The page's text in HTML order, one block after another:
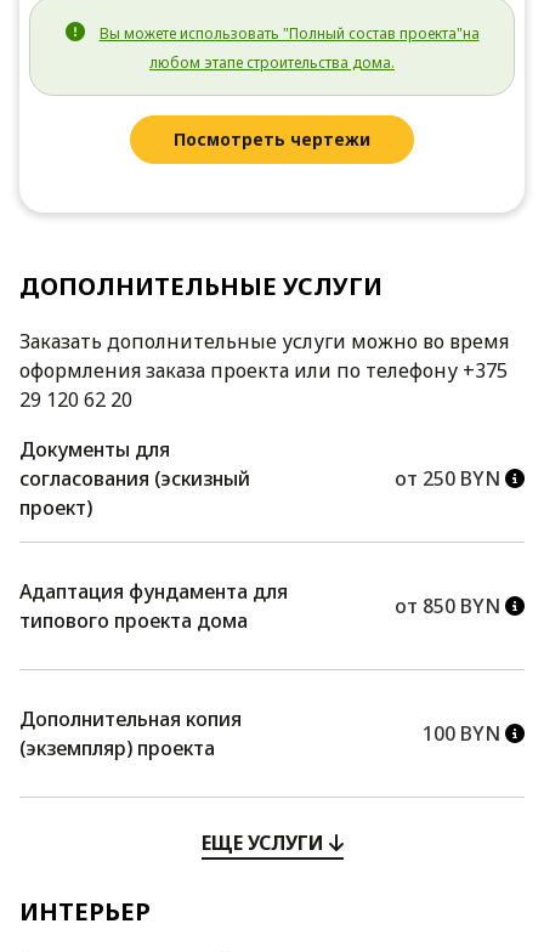
Вы можете использовать "Полный состав проекта"на
любом этапе строительства дома.
Посмотреть чертежи
ДОПОЛНИТЕЛЬНЫЕ УСЛУГИ
Заказать дополнительные услуги можно во время
оформления заказа проекта или по телефону +375
29 120 62 20
Документы для
согласования (эскизный
проект)
от 250 BYN
Адаптация фундамента для
типового проекта дома
от 850 BYN
Дополнительная копия
(экземпляр) проекта
100 BYN
ЕЩЕ УСЛУГИ
ИНТЕРЬЕР